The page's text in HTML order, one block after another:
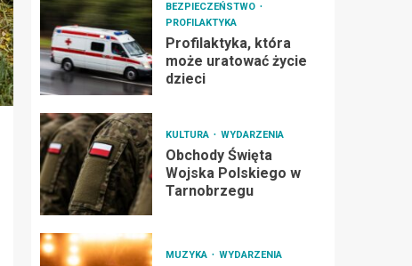
BEZPIECZEŃSTWO
PROFILAKTYKA
Profilaktyka, która
może uratować życie
dzieci
KULTURA WYDARZENIA
Obchody Święta
Wojska Polskiego w
Tarnobrzegu
MUZYKA WYDARZENIA